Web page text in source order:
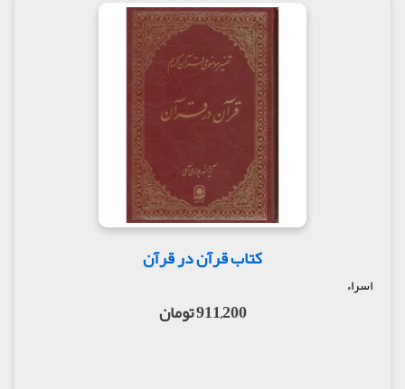
کتاب قرآن در قرآن
اسراء
911,200 تومان